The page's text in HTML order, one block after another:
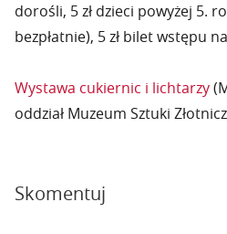
dorośli, 5 zł dzieci powyżej 5.
bezpłatnie), 5 zł bilet wstępu
Wystawa cukiernic i lichtarzy
oddział Muzeum Sztuki
Skomentuj